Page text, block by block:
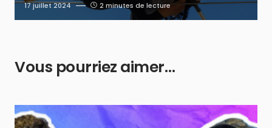
17 juillet 2024 2 minutes de lecture
Vous pourriez aimer…